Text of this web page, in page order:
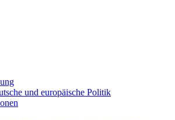
und europäische Politik